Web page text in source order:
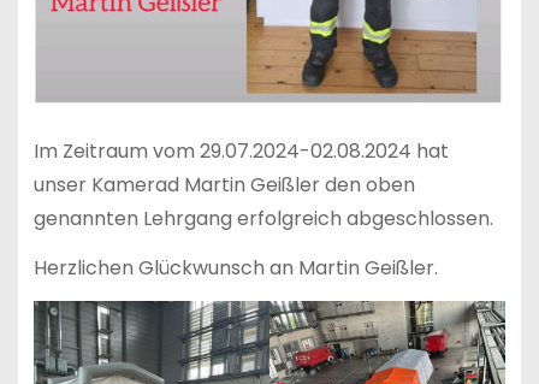
Im Zeitraum vom 29.07.2024-02.08.2024 hat
unser Kamerad Martin Geißler den oben
genannten Lehrgang erfolgreich abgeschlossen.
Herzlichen Glückwunsch an Martin Geißler.